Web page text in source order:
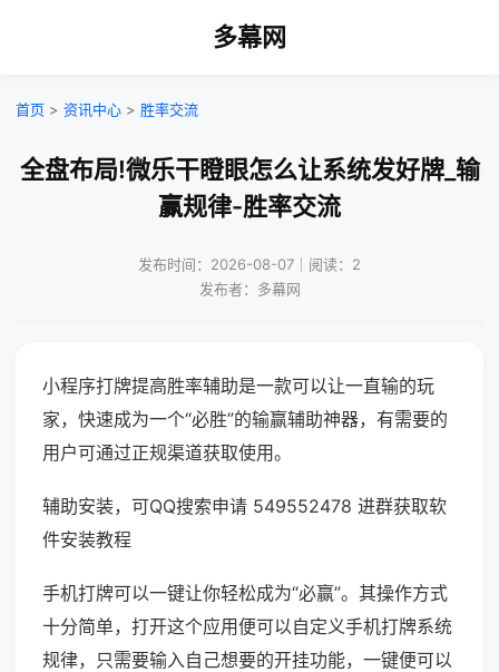
多幕网
首页 > 资讯中心 > 胜率交流
全盘布局!微乐干瞪眼怎么让系统发好牌_输
赢规律-胜率交流
发布时间：2026-08-07｜阅读：2
发布者：多幕网
小程序打牌提高胜率辅助是一款可以让一直输的玩
家，快速成为一个“必胜”的输赢辅助神器，有需要的
用户可通过正规渠道获取使用。
辅助安装，可QQ搜索申请 549552478 进群获取软
件安装教程
手机打牌可以一键让你轻松成为“必赢”。其操作方式
十分简单，打开这个应用便可以自定义手机打牌系统
规律，只需要输入自己想要的开挂功能，一键便可以